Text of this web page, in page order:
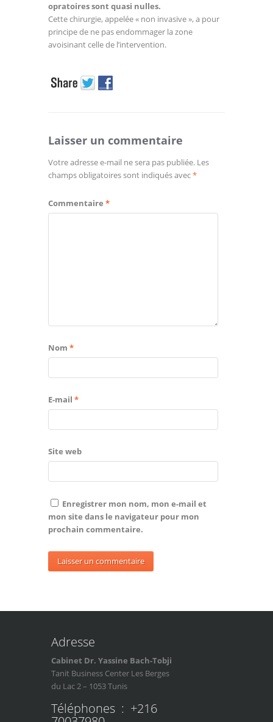
opratoires sont quasi nulles.
Cette chirurgie, appelée « non invasive », a pour
principe de ne pas endommager la zone
avoisinant celle de l’intervention.
Laisser un commentaire
Votre adresse e-mail ne sera pas publiée. Les
champs obligatoires sont indiqués avec*
Commentaire *
Nom *
E-mail *
Site web
Enregistrer mon nom, mon e-mail et
mon site dans le navigateur pour mon
prochain commentaire.
Adresse
Cabinet Dr. Yassine Bach-Tobji
Tanit Business Center Les Berges
du Lac 2 – 1053 Tunis
Téléphones : +216